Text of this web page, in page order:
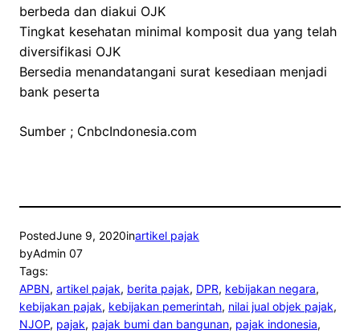
berbeda dan diakui OJK
Tingkat kesehatan minimal komposit dua yang telah
diversifikasi OJK
Bersedia menandatangani surat kesediaan menjadi
bank peserta
Sumber ; CnbcIndonesia.com
PostedJune 9, 2020inartikel pajak
byAdmin 07
Tags:
APBN, artikel pajak, berita pajak, DPR, kebijakan negara
kebijakan pajak, kebijakan pemerintah, nilai jual objek pajak
NJOP, pajak, pajak bumi dan bangunan, pajak indonesia